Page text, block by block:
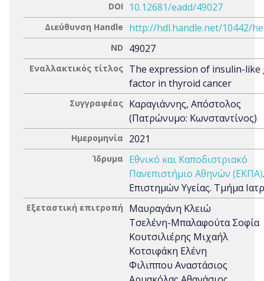
DOI 10.12681/eadd/49027
Διεύθυνση Handle http://hdl.handle.net/10442/
ND 49027
Εναλλακτικός τίτλος The expression of insulin-
factor in thyroid cancer
Συγγραφέας Καραγιάννης, Απόστολος
(Πατρώνυμο: Κωνσταντίνος)
Ημερομηνία 2021
Ίδρυμα
Εθνικό και Καποδιστριακό
Πανεπιστήμιο Αθηνών (ΕΚΠΑ)
Επιστημών Υγείας. Τμήμα
Εξεταστική επιτροπή
Μαυραγάνη Κλειώ
Τσελένη-Μπαλαφούτα Σοφία
Κουτσιλιέρης Μιχαήλ
Κοτσιφάκη Ελένη
Φιλιππου Αναστάσιος